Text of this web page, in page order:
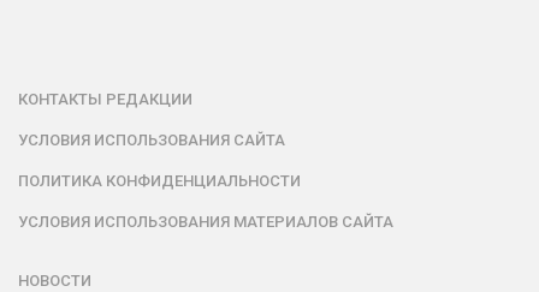
КОНТАКТЫ РЕДАКЦИИ
УСЛОВИЯ ИСПОЛЬЗОВАНИЯ САЙТА
ПОЛИТИКА КОНФИДЕНЦИАЛЬНОСТИ
УСЛОВИЯ ИСПОЛЬЗОВАНИЯ МАТЕРИАЛОВ САЙТА
НОВОСТИ